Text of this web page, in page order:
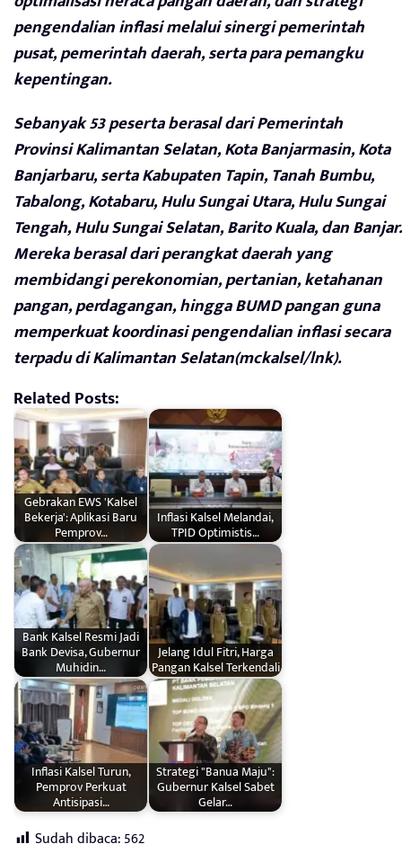
pengendalian inflasi melalui sinergi pemerintah
pusat, pemerintah daerah, serta para pemangku
kepentingan.
Sebanyak 53 peserta berasal dari Pemerintah
Provinsi Kalimantan Selatan, Kota Banjarmasin, Kota
Banjarbaru, serta Kabupaten Tapin, Tanah Bumbu,
Tabalong, Kotabaru, Hulu Sungai Utara, Hulu Sungai
Tengah, Hulu Sungai Selatan, Barito Kuala, dan Banjar.
Mereka berasal dari perangkat daerah yang
membidangi perekonomian, pertanian, ketahanan
pangan, perdagangan, hingga BUMD pangan guna
memperkuat koordinasi pengendalian inflasi secara
terpadu di Kalimantan Selatan(mckalsel/lnk).
Related Posts:
Gebrakan EWS 'Kalsel
Bekerja': Aplikasi Baru
Pemprov…
Inflasi Kalsel Melandai,
TPID Optimistis…
Bank Kalsel Resmi Jadi
Bank Devisa, Gubernur
Muhidin…
Jelang Idul Fitri, Harga
Pangan Kalsel Terkendali
Inflasi Kalsel Turun,
Pemprov Perkuat
Antisipasi…
Strategi "Banua Maju":
Gubernur Kalsel Sabet
Gelar…
Sudah dibaca:562